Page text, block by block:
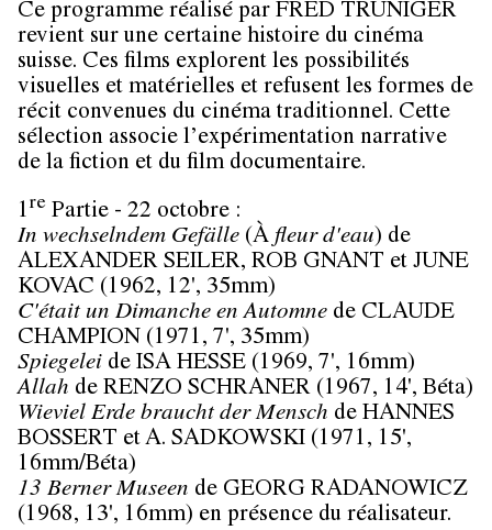
Ce programme réalisé par FRED TRUNIGER
revient sur une certaine histoire du cinéma
suisse. Ces films explorent les possibilités
visuelles et matérielles et refusent les formes de
récit convenues du cinéma traditionnel. Cette
sélection associe l’expérimentation narrative
de la fiction et du film documentaire.
1re Partie - 22 octobre :
In wechselndem Gefälle (Àfleur d'eau) de
ALEXANDER SEILER, ROB GNANT et JUNE
KOVAC (1962, 12', 35mm)
C'était un Dimanche en Automne de CLAUDE
CHAMPION (1971, 7', 35mm)
Spiegelei de ISA HESSE (1969, 7', 16mm)
Allah de RENZO SCHRANER (1967, 14', Béta)
Wieviel Erde braucht der Mensch de HANNES
BOSSERT et A. SADKOWSKI (1971, 15',
16mm/Béta)
13 Berner Museen de GEORG RADANOWICZ
(1968, 13', 16mm) en présence du réalisateur.